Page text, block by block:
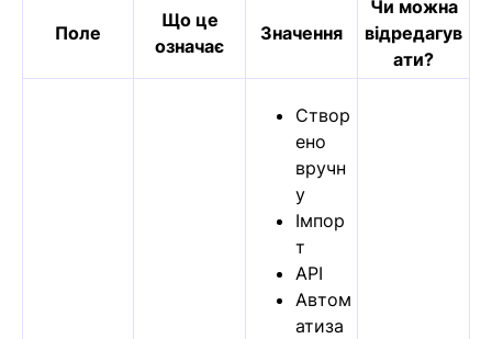
Поле
Що це
означає
Значення
Чи можна
відредагув
ати?
Створ
ено
вручн
у
Імпор
т
API
Автом
атиза